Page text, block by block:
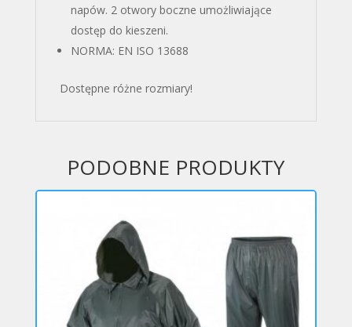
napów. 2 otwory boczne umożliwiające
dostęp do kieszeni.
NORMA: EN ISO 13688
Dostępne różne rozmiary!
PODOBNE PRODUKTY